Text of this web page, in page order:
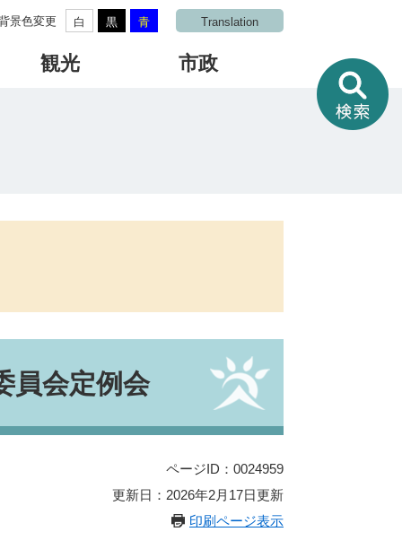
景色変更 白 黒 青 Translation
観光 市政
情
報
を
員会定例会
ページID：0024959
更新日：2026年2月17日更新
印刷ページ表示